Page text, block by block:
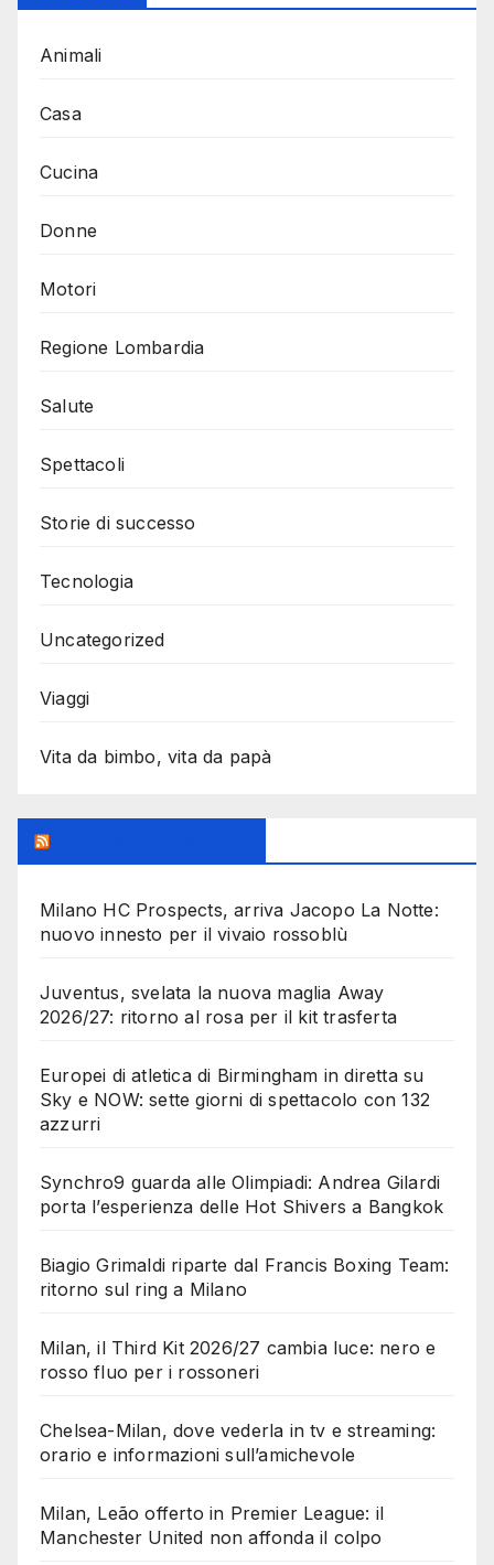
Animali
Casa
Cucina
Donne
Motori
Regione Lombardia
Salute
Spettacoli
Storie di successo
Tecnologia
Uncategorized
Viaggi
Vita da bimbo, vita da papà
Milano HC Prospects, arriva Jacopo La Notte:
nuovo innesto per il vivaio rossoblù
Juventus, svelata la nuova maglia Away
2026/27: ritorno al rosa per il kit trasferta
Europei di atletica di Birmingham in diretta su
Sky e NOW: sette giorni di spettacolo con 132
azzurri
Synchro9 guarda alle Olimpiadi: Andrea Gilardi
porta l’esperienza delle Hot Shivers a Bangkok
Biagio Grimaldi riparte dal Francis Boxing Team:
ritorno sul ring a Milano
Milan, il Third Kit 2026/27 cambia luce: nero e
rosso fluo per i rossoneri
Chelsea-Milan, dove vederla in tv e streaming:
orario e informazioni sull’amichevole
Milan, Leão offerto in Premier League: il
Manchester United non affonda il colpo